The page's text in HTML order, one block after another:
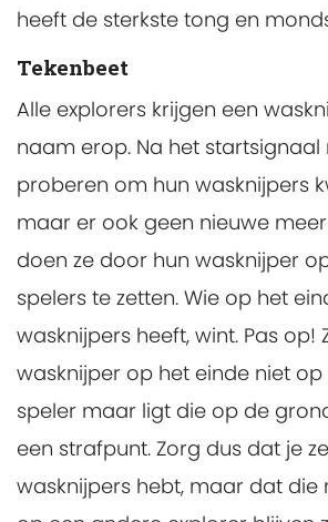
heeft de sterkste tong en
Tekenbeet
Alle explorers krijgen een
naam erop. Na het
proberen om hun wasknijpers
maar er ook geen nieuwe
doen ze door hun wasknijper
spelers te zetten. Wie op het
wasknijpers heeft, wint. Pas op!
wasknijper op het einde niet
speler maar ligt die op de
een strafpunt. Zorg dus dat je
wasknijpers hebt, maar dat